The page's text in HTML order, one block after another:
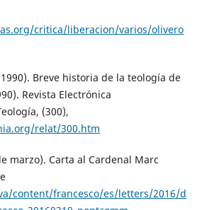
critica/liberacion/varios/olivero
Breve historia de la teología de
Revista Electrónica
(300),
relat/300.htm
marzo). Carta al Cardenal Marc
content/francesco/es/letters/2016/d